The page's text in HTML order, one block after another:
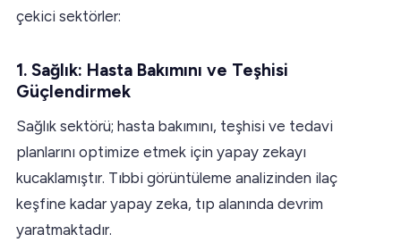
çekici sektörler:
1. Sağlık: Hasta Bakımını ve Teşhisi
Güçlendirmek
Sağlık sektörü; hasta bakımını, teşhisi ve tedavi
planlarını optimize etmek için yapay zekayı
kucaklamıştır. Tıbbi görüntüleme analizinden ilaç
keşfine kadar yapay zeka, tıp alanında devrim
yaratmaktadır.